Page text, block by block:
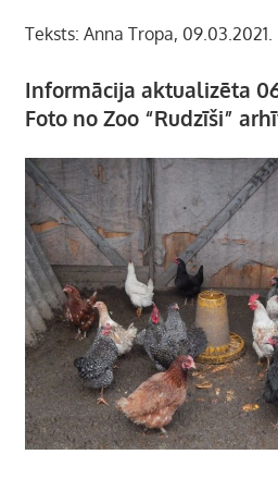
Teksts: Anna Tropa, 09.03.2021.
Informācija aktualizēta
Foto no Zoo “Rudzīši”